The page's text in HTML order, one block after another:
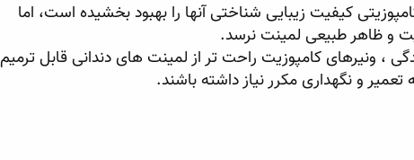
کیفیت زیبایی شناختی آنها را بهبود بخشیده است، اما
ظاهر طبیعی لمینت نرسد.
، ونیرهای کامپوزیت راحت تر از لمینت های دندانی قابل ترمیم
و نگهداری مکرر نیاز داشته باشند.